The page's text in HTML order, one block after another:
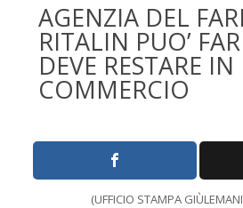
AGENZIA DEL
RITALIN PUO’
DEVE RESTARE IN
COMMERCIO
(UFFICIO STAMPA